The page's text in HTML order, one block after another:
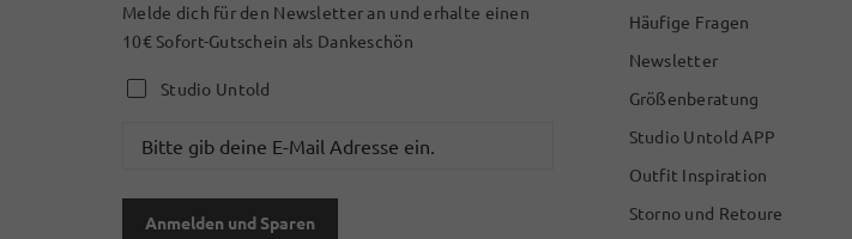
Melde dich für den Newsletter an und erhalte einen
10€ Sofort-Gutschein als Dankeschön
Studio Untold
Anmelden und Sparen
Häufige Fragen
Newsletter
Größenberatung
Studio Untold APP
Outfit Inspiration
Storno und Retoure